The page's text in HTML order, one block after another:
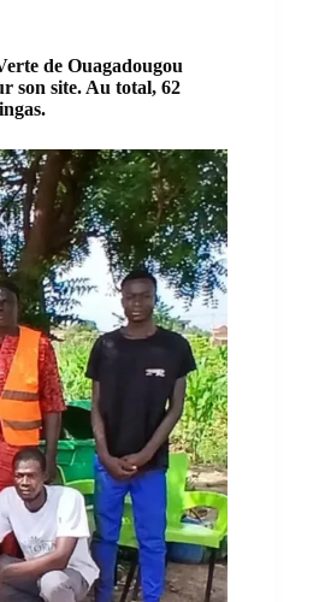
de Ouagadougou
son site. Au total, 62